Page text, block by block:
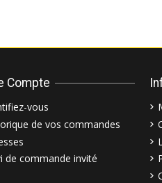
Compte
vous
de vos commandes
de commande invité